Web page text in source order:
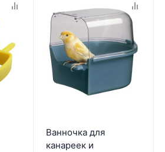
Ванночка для
канареек и